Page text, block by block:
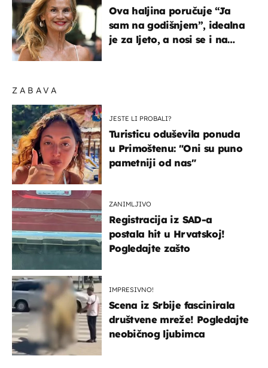
ZABAVA
JESTE LI PROBALI?
Turisticu oduševila ponuda
u Primoštenu: "Oni su puno
pametniji od nas"
ZANIMLJIVO
Registracija iz SAD-a
postala hit u Hrvatskoj!
Pogledajte zašto
IMPRESIVNO!
Scena iz Srbije fascinirala
društvene mreže! Pogledajte
neobičnog ljubimca
Ova haljina poručuje “Ja
sam na godišnjem”, idealna
je za ljeto, a nosi se i na